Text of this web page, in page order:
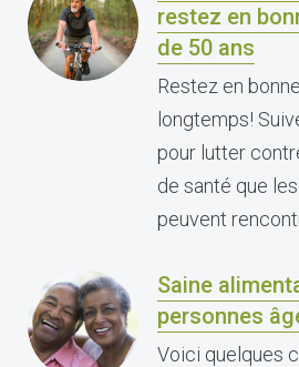
restez en
de 50 ans
Restez en
longtemps!
pour lutter
de santé que
peuvent
Saine
personnes
Voici quelques